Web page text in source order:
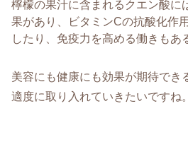
檸檬の果汁に含まれるクエン酸に
果があり、ビタミンCの抗酸化作
したり、免疫力を高める働きもあ
美容にも健康にも効果が期待でき
適度に取り入れていきたいですね。